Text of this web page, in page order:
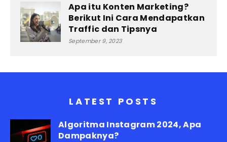
Apa itu Konten Marketing?
Berikut Ini Cara Mendapatkan
Traffic dan Tipsnya
September 9, 2023
LATEST POSTS
Algoritma Instagram 2024, Apa
Dampaknya?